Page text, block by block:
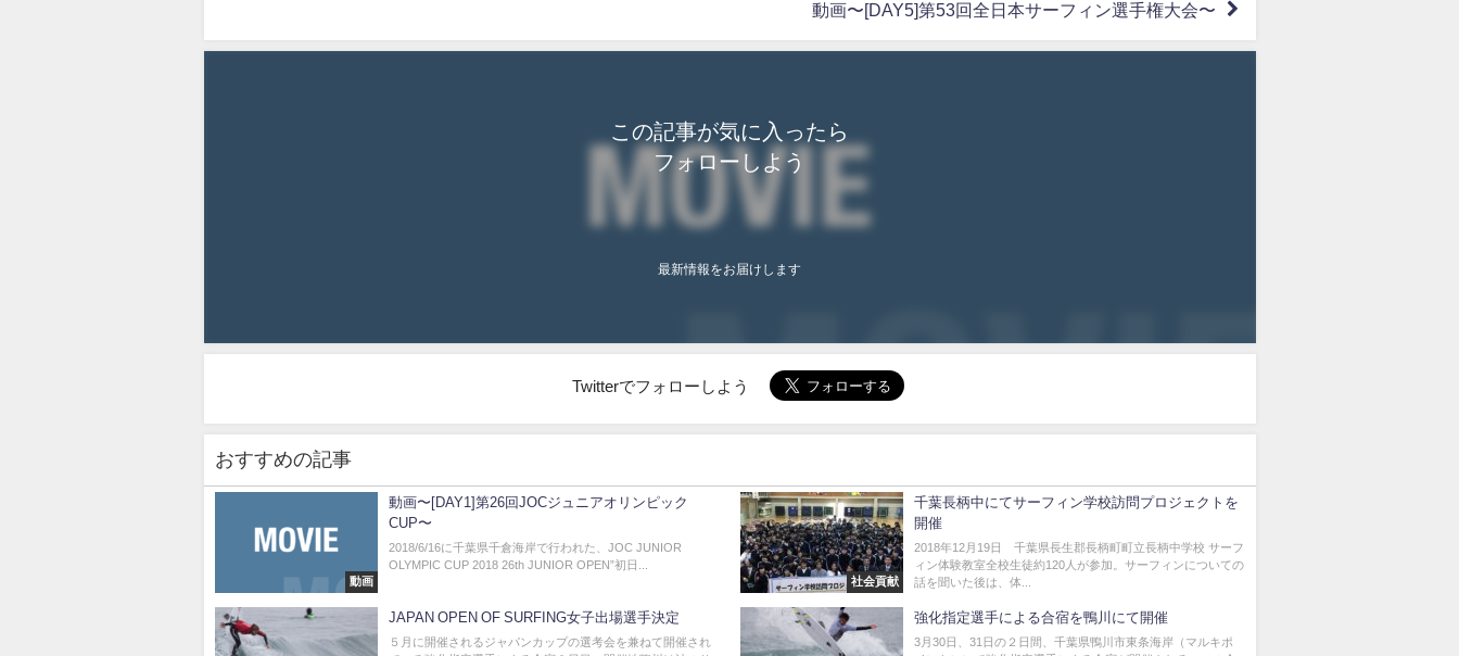
動画〜[DAY5]第53回全日本サーフィン選手権大会〜
この記事が気に入ったら
フォローしよう
最新情報をお届けします
Twitterでフォローしよう
おすすめの記事
動画
動画〜[DAY1]第26回JOCジュニアオリンピック
CUP〜
2018/6/16に千葉県千倉海岸で行われた、JOC JUNIOR
OLYMPIC CUP 2018 26th JUNIOR OPEN”初日...
社会貢献
千葉長柄中にてサーフィン学校訪問プロジェクトを
開催
2018年12月19日 千葉県長生郡長柄町町立長柄中学校 サーフ
ィン体験教室全校生徒約120人が参加。サーフィンについての
話を聞いた後は、体...
JAPAN OPEN OF SURFING女子出場選手決定
５月に開催されるジャパンカップの選考会を兼ねて開催され
強化指定選手による合宿を鴨川にて開催
3月30日、31日の２日間、千葉県鴨川市東条海岸（マルキポ